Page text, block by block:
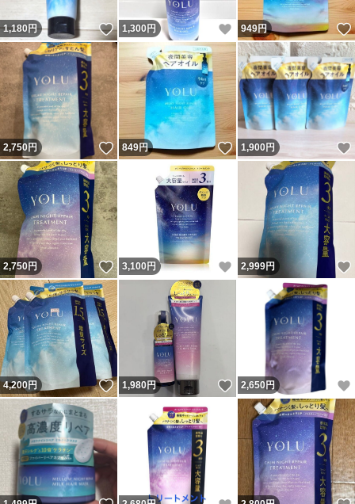
1,180円 いいね！
1,300 円 いいね！
949円
2,750円 いいね！
849円 いいね！
1,900円
2,750円 いいね！
3,100 円 いいね！
2,999円
4,200円 いいね！
1,980円 いいね！
2,650円